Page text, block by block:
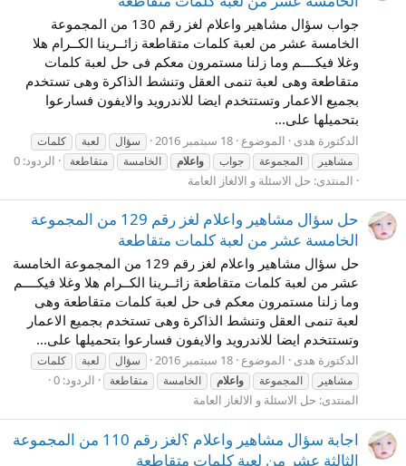
جواب سؤال مشاهير واعلام لغز رقم 130 من المجموعة
الخامسة عشر من لعبة كلمات متقاطعة زائــرينا الكــرام هلا
وغلا فيكــــم وما زلنا مستمرون معكم فى حل لعبة كلمات
متقاطعة وهى لعبة تنمى العقل وتنشط الذاكرة وهى تستخدم
بجميع الاعمار وتستتخدم ايضا للاندرويد والايفون فسارعوا
بتحميلها على...
الدكتورة هدى الموضوع 18 سبتمبر 2016 سؤال لعبة
كلمات
مشاهير
المجموعة جواب واعلام الخامسة متقاطعة
الردود: 0
المنتدى: حل الاسئلة و الالغاز العامة
حل سؤال مشاهير واعلام لغز رقم 129 من المجموعة
الخامسة عشر من لعبة كلمات متقاطعة
حل سؤال مشاهير واعلام لغز رقم 129 من المجموعة الخامسة
عشر من لعبة كلمات متقاطعة زائــرينا الكــرام هلا وغلا فيكــــم
وما زلنا مستمرون معكم فى حل لعبة كلمات متقاطعة وهى
لعبة تنمى العقل وتنشط الذاكرة وهى تستخدم بجميع الاعمار
وتستتخدم ايضا للاندرويد والايفون فسارعوا بتحميلها على...
الدكتورة هدى الموضوع 18 سبتمبر 2016 سؤال لعبة
كلمات
مشاهير
المجموعة واعلام الخامسة متقاطعة
الردود: 0
المنتدى: حل الاسئلة و الالغاز العامة
اجابة سؤال مشاهير واعلام ؟لغز رقم 110 من المجموعة
الثالثة عشر من لعبة كلمات متقاطعة